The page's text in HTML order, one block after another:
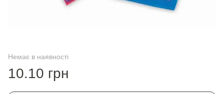
Немає в наявності
10.10 грн